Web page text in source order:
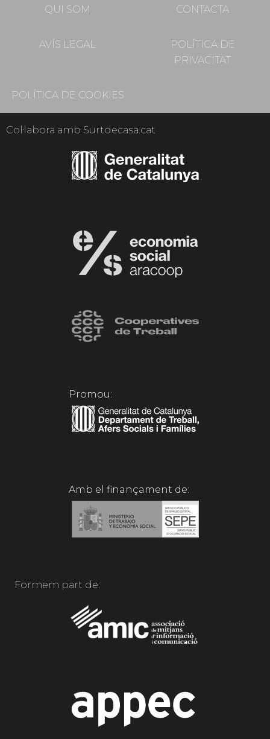
QUI SOM CONTACTA
AVÍS LEGAL
POLÍTICA DE
PRIVACITAT
POLÍTICA DE COOKIES
Col·labora amb Surtdecasa.cat
Promou:
Amb el finançament de:
Formem part de: